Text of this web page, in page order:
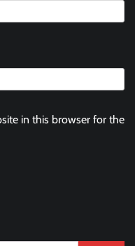
in this browser for the